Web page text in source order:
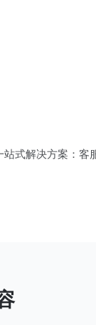
站式解决方案：客